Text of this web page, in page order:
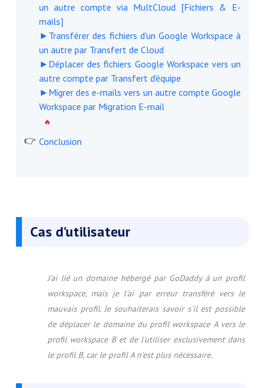
un autre compte via MultCloud [Fichiers & E-
mails]
►Transférer des fichiers d'un Google Workspace à
un autre par Transfert de Cloud
►Déplacer des fichiers Google Workspace vers un
autre compte par Transfert d'équipe
►Migrer des e-mails vers un autre compte Google
Workspace par Migration E-mail
Conclusion
Cas d'utilisateur
J'ai lié un domaine hébergé par GoDaddy à un profil
workspace, mais je l'ai par erreur transféré vers le
mauvais profil. Je souhaiterais savoir s'il est possible
de déplacer le domaine du profil workspace A vers le
profil workspace B et de l'utiliser exclusivement dans
le profil B, car le profil A n'est plus nécessaire.